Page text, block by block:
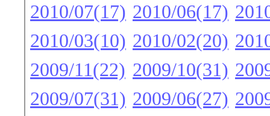
2010/07(17) 2010/06(17)
2010/03(10) 2010/02(20)
2009/11(22) 2009/10(31)
2009/07(31) 2009/06(27)